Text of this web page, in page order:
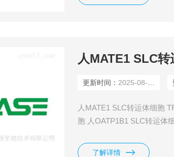
人MATE1 SLC
更新时间： 2025-08-10
人MATE1 SLC转运体细胞
胞 人OATP1B1 SLC转运体
OCT1 SLC转运体细胞 人
了解详情